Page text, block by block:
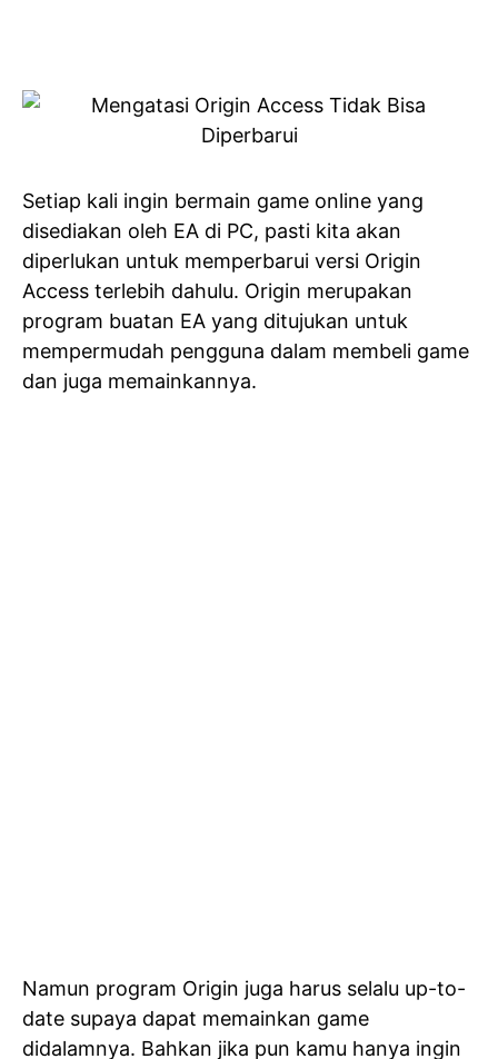
Setiap kali ingin bermain game online yang
disediakan oleh EA di PC, pasti kita akan
diperlukan untuk memperbarui versi Origin
Access terlebih dahulu. Origin merupakan
program buatan EA yang ditujukan untuk
mempermudah pengguna dalam membeli game
dan juga memainkannya.
Namun program Origin juga harus selalu up-to-
date supaya dapat memainkan game
didalamnya. Bahkan jika pun kamu hanya ingin